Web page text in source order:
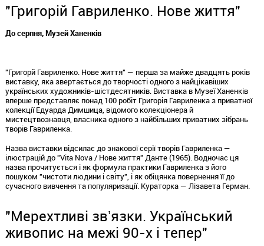
"Григорій Гавриленко. Нове життя"
До серпня, Музей Ханенків
"Григорй Гавриленко. Нове життя" — перша за майже двадцять років
виставку, яка звертається до творчості одного з найцікавіших
українських художників-шістдесятників. Виставка в Музеї Ханенків
вперше представляє понад 100 робіт Григорія Гавриленка з приватної
колекції Едуарда Димшица, відомого колекціонера й
мистецтвознавця, власника одного з найбільших приватних зібрань
творів Гавриленка.
Назва виставки відсилає до знакової серії творів Гавриленка —
ілюстрацій до "Vita Nova / Нове життя" Данте (1965). Водночас ця
назва прочитується і як формула практики Гавриленка з його
пошуком "чистоти людини і світу", і як обіцянка повернення її до
сучасного вивчення та популяризації. Кураторка — Лізавета Герман.
"Мерехтливі звʼязки. Український
живопис на межі 90-х і тепер"